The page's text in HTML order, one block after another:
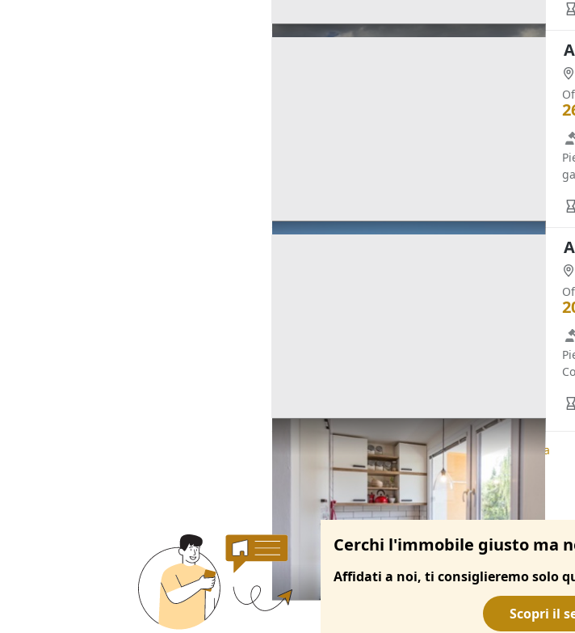
Ricerche correlate Immobili Residenziali, Padova
Cerchi l'immobile giusto ma
Affidati a noi, ti consiglieremo solo
Scopri il